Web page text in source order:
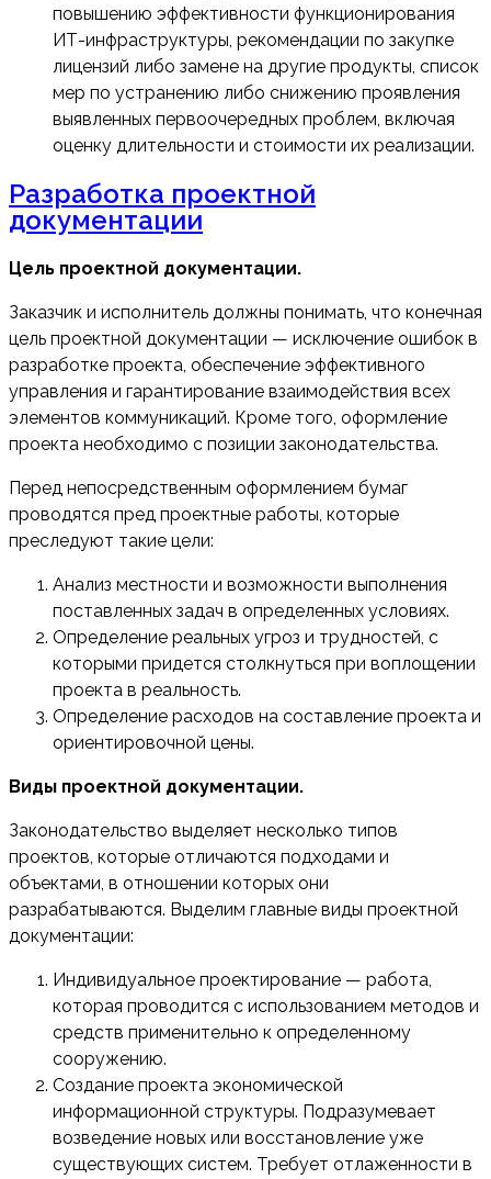
повышению эффективности функционирования
ИТ-инфраструктуры, рекомендации по закупке
лицензий либо замене на другие продукты, список
мер по устранению либо снижению проявления
выявленных первоочередных проблем, включая
оценку длительности и стоимости их реализации.
Разработка проектной
документации
Цель проектной документации.
Заказчик и исполнитель должны понимать, что конечная
цель проектной документации — исключение ошибок в
разработке проекта, обеспечение эффективного
управления и гарантирование взаимодействия всех
элементов коммуникаций. Кроме того, оформление
проекта необходимо с позиции законодательства.
Перед непосредственным оформлением бумаг
проводятся пред проектные работы, которые
преследуют такие цели:
Анализ местности и возможности выполнения
поставленных задач в определенных условиях.
Определение реальных угроз и трудностей, с
которыми придется столкнуться при воплощении
проекта в реальность.
Определение расходов на составление проекта и
ориентировочной цены.
Виды проектной документации.
Законодательство выделяет несколько типов
проектов, которые отличаются подходами и
объектами, в отношении которых они
разрабатываются. Выделим главные виды проектной
документации:
Индивидуальное проектирование — работа,
которая проводится с использованием методов и
средств применительно к определенному
сооружению.
Создание проекта экономической
информационной структуры. Подразумевает
возведение новых или восстановление уже
существующих систем. Требует отлаженности в